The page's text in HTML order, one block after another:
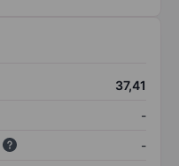
37,41
-
-